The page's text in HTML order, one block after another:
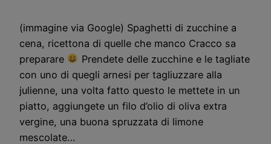
(immagine via Google) Spaghetti di zucchine a
cena, ricettona di quelle che manco Cracco sa
preparare
Prendete delle zucchine e le tagliate
con uno di quegli arnesi per tagliuzzare alla
julienne, una volta fatto questo le mettete in un
piatto, aggiungete un filo d’olio di oliva extra
vergine, una buona spruzzata di limone
mescolate…